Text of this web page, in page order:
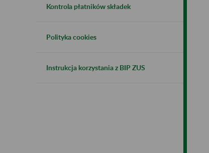
Kontrola płatników składek
Polityka cookies
Instrukcja korzystania z BIP ZUS